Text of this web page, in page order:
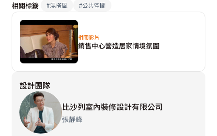
水池位處四合院的建築架構中，四面以厚牆阻隔外界喧
擾，但卻巧妙開出破口讓處於室內控台的接待工作人員，
能隨時從斜角透視外界動態，利用高低差讓厚牆彷若呈現
漂浮在空中般，搭配燈光情境規劃在夜晚來臨時，建築物
儼然成為一個成光體，在水池內打光及透明水瀑流動的效
果下，悠閒意境更是令人陶醉，建築物的倒映展演出華麗
的視覺饗宴。
除了建築物本身，比沙列藝術總監張靜峰還運用了植生
相關標籤
#混搭風 #公共空間
相關影片
銷售中心營造居家情境氛圍
設計團隊
比沙列室內裝修設計有限公司
張靜峰